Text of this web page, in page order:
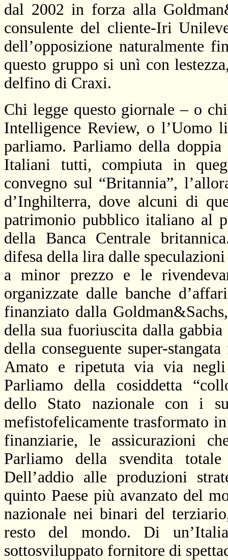
dal 2002 in forza alla
consulente del cliente-Iri
dell’opposizione naturalmente
questo gruppo si unì con
delfino di Craxi.
Chi legge questo giornale – o
Intelligence Review, o l’Uomo
parliamo. Parliamo della
Italiani tutti, compiuta in
convegno sul “Britannia”,
d’Inghilterra, dove alcuni di
patrimonio pubblico italiano al
della Banca Centrale
difesa della lira dalle
a minor prezzo e le
organizzate dalle banche
finanziato dalla
della sua fuoriuscita dalla
della conseguente super-
Amato e ripetuta via via
Parliamo della cosiddetta
dello Stato nazionale con i
mefistofelicamente trasformato
finanziarie, le assicurazioni
Parliamo della svendita
Dell’addio alle produzioni
quinto Paese più avanzato del
nazionale nei binari del
resto del mondo. Di
sottosviluppato fornitore di